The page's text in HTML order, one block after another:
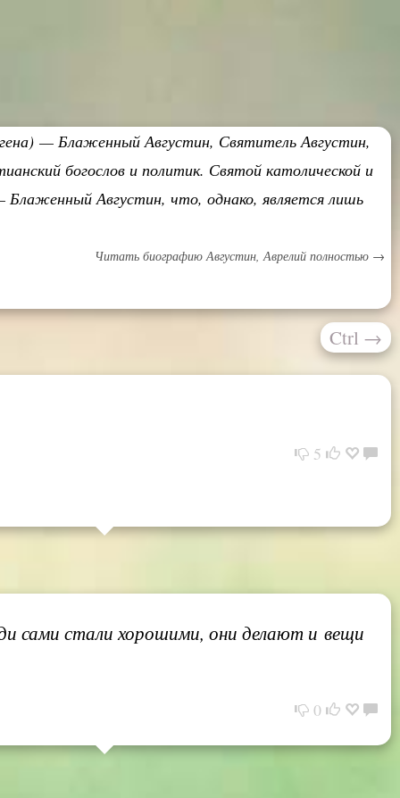
— Блаженный Августин, Святитель Августин,
богослов и политик. Святой католической и
Блаженный Августин, что, однако, является лишь
Читать биографию Августин, Аврелий полностью →
Ctrl →
5
сами стали хорошими, они делают и вещи
0